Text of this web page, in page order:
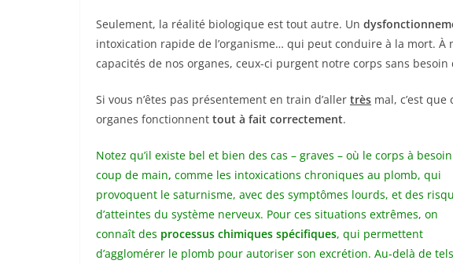
Seulement, la réalité biologique est tout autre. Un
intoxication rapide de l’organisme… qui peut conduire à la mort. À
capacités de nos organes, ceux-ci purgent notre corps sans besoin
Si vous n’êtes pas présentement en train d’aller très mal, c’est que
organes fonctionnent tout à fait correctement.
Notez qu’il existe bel et bien des cas – graves – où le corps à besoin
coup de main, comme les intoxications chroniques au plomb, qui
provoquent le saturnisme, avec des symptômes lourds, et des
d’atteintes du système nerveux. Pour ces situations extrêmes, on
connaît des processus chimiques spécifiques, qui permettent
d’agglomérer le plomb pour autoriser son excrétion. Au-delà de